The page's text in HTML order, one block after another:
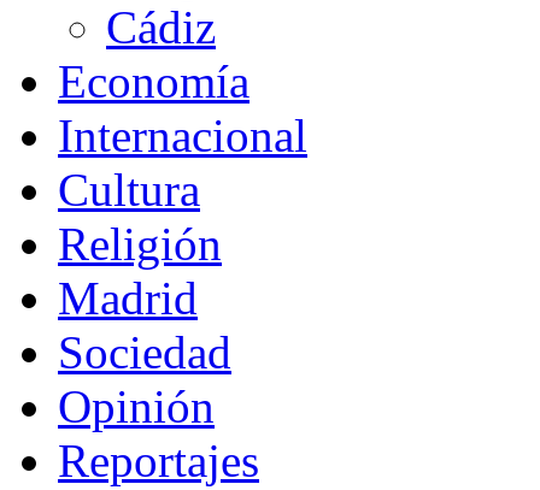
Cádiz
Economía
Internacional
Cultura
Religión
Madrid
Sociedad
Opinión
Reportajes